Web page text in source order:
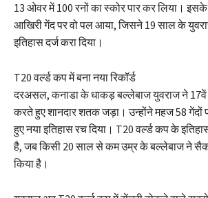
13 ओवर में 100 रनों का स्कोर पार कर लिया।
आखिरी गेंद पर वो पल आया, जिसने 19 साल के
इतिहास दर्ज करा दिया।
T20 वर्ल्ड कप में बना नया रिकॉर्ड
दरअसल, कनाडा के धाकड़ बल्लेबाज युवराज ने
करते हुए शानदार शतक जड़ा। उन्होंने महज 58
हुए नया इतिहास रच दिया। T20 वर्ल्ड कप के
है, जब किसी 20 साल से कम उम्र के बल्लेबाज ने
किया है।